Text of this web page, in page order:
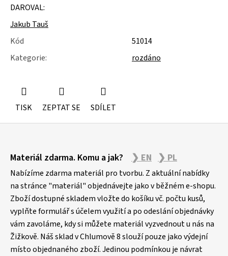
DAROVAL:
Jakub Tauš
Kód
51014
Kategorie: rozdáno
TISK ZEPTAT SE SDÍLET
u
j
e
e
MOLITAN
Materiál zdarma. Komu a jak? ❯ EN ❯ PL
Nabízíme zdarma materiál pro tvorbu. Z aktuální nabídky
na stránce "materiál" objednávejte jako v běžném e-shopu.
Zboží dostupné skladem vložte do košíku vč. počtu kusů,
vyplňte formulář s účelem využití a po odeslání objednávky
vám zavoláme, kdy si můžete materiál vyzvednout u nás na
Žižkově. Náš sklad v Chlumově 8 slouží pouze jako výdejní
místo objednaného zboží. Jedinou podmínkou je návrat